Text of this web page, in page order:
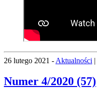
26 lutego 2021 - Aktualności |
Numer 4/2020 (57)